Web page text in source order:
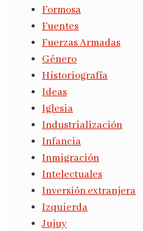
Formosa
Fuentes
Fuerzas Armadas
Género
Historiografía
Ideas
Iglesia
Industrialización
Infancia
Inmigración
Intelectuales
Inversión extranjera
Izquierda
Jujuy